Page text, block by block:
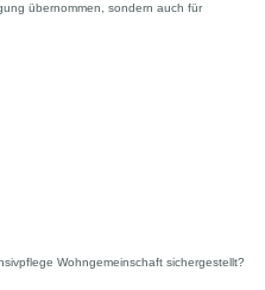
übernommen, sondern auch für
Wohngemeinschaft sichergestellt?